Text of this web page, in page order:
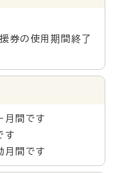
券の使用期間終了
月間です
す
月間です